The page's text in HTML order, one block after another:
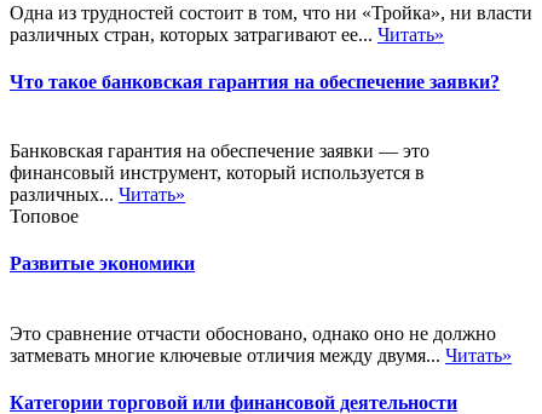
Одна из трудностей состоит в том, что ни «Тройка», ни власти
различных стран, которых затрагивают ее... Читать»
Что такое банковская гарантия на обеспечение заявки?
Банковская гарантия на обеспечение заявки — это
финансовый инструмент, который используется в
различных... Читать»
Топовое
Развитые экономики
Это сравнение отчасти обосновано, однако оно не должно
затмевать многие ключевые отличия между двумя... Читать»
Категории торговой или финансовой деятельности